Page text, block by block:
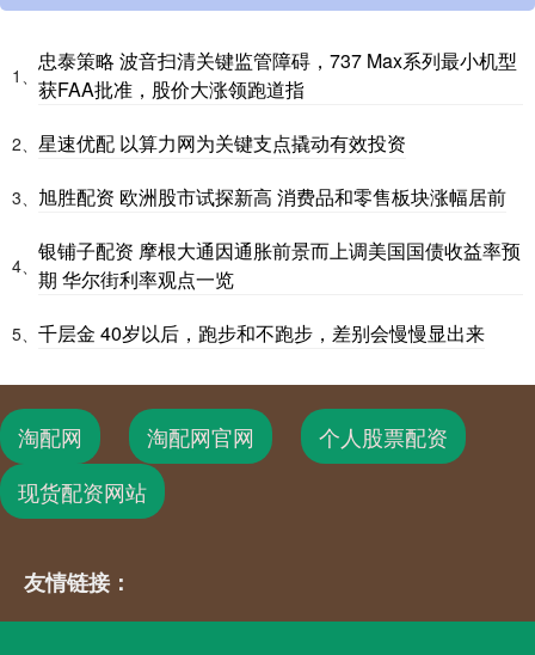
1、
忠泰策略 波音扫清关键监管障碍，737 Max系列最小机型
获FAA批准，股价大涨领跑道指
2、 星速优配 以算力网为关键支点撬动有效投资
3、 旭胜配资 欧洲股市试探新高 消费品和零售板块涨幅居前
4、
银铺子配资 摩根大通因通胀前景而上调美国国债收益率预
期 华尔街利率观点一览
5、 千层金 40岁以后，跑步和不跑步，差别会慢慢显出来
淘配网 淘配网官网
个人股票配资
现货配资网站
友情链接：